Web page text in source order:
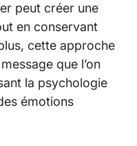
peut créer une
en conservant
cette approche
que l’on
la psychologie
émotions